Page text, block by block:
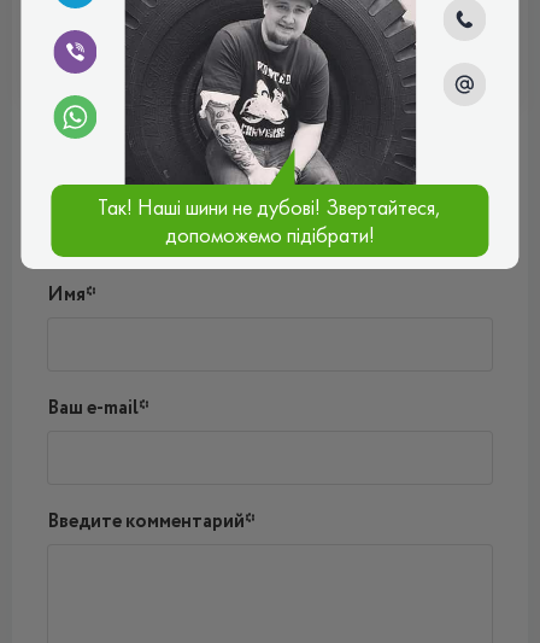
ВСЕСЕЗОННІ
Отзывы (0)
Пока нет комментариев
Написать комментарий
Имя*
Ваш e-mail*
Введите комментарий*
Так! Наші шини не дубові! Звертайтеся,
допоможемо підібрати!